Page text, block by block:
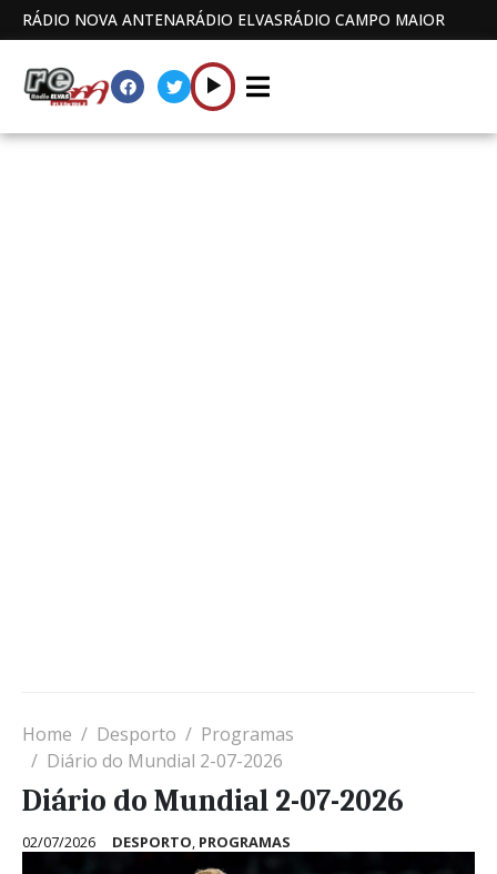
RÁDIO NOVA ANTENARÁDIO ELVASRÁDIO CAMPO MAIOR
Home Desporto
Programas
Diário do Mundial 2-07-2026
Diário do Mundial 2-07-2026
02/07/2026 DESPORTO, PROGRAMAS